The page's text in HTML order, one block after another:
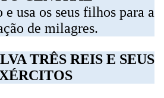
e usa os seus filhos para a
de milagres.
TRÊS REIS E SEUS